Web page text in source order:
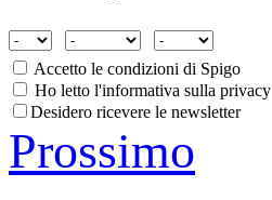
Accetto le condizioni di Spigo
Ho letto l'informativa sulla privacy
Desidero ricevere le newsletter
Prossimo